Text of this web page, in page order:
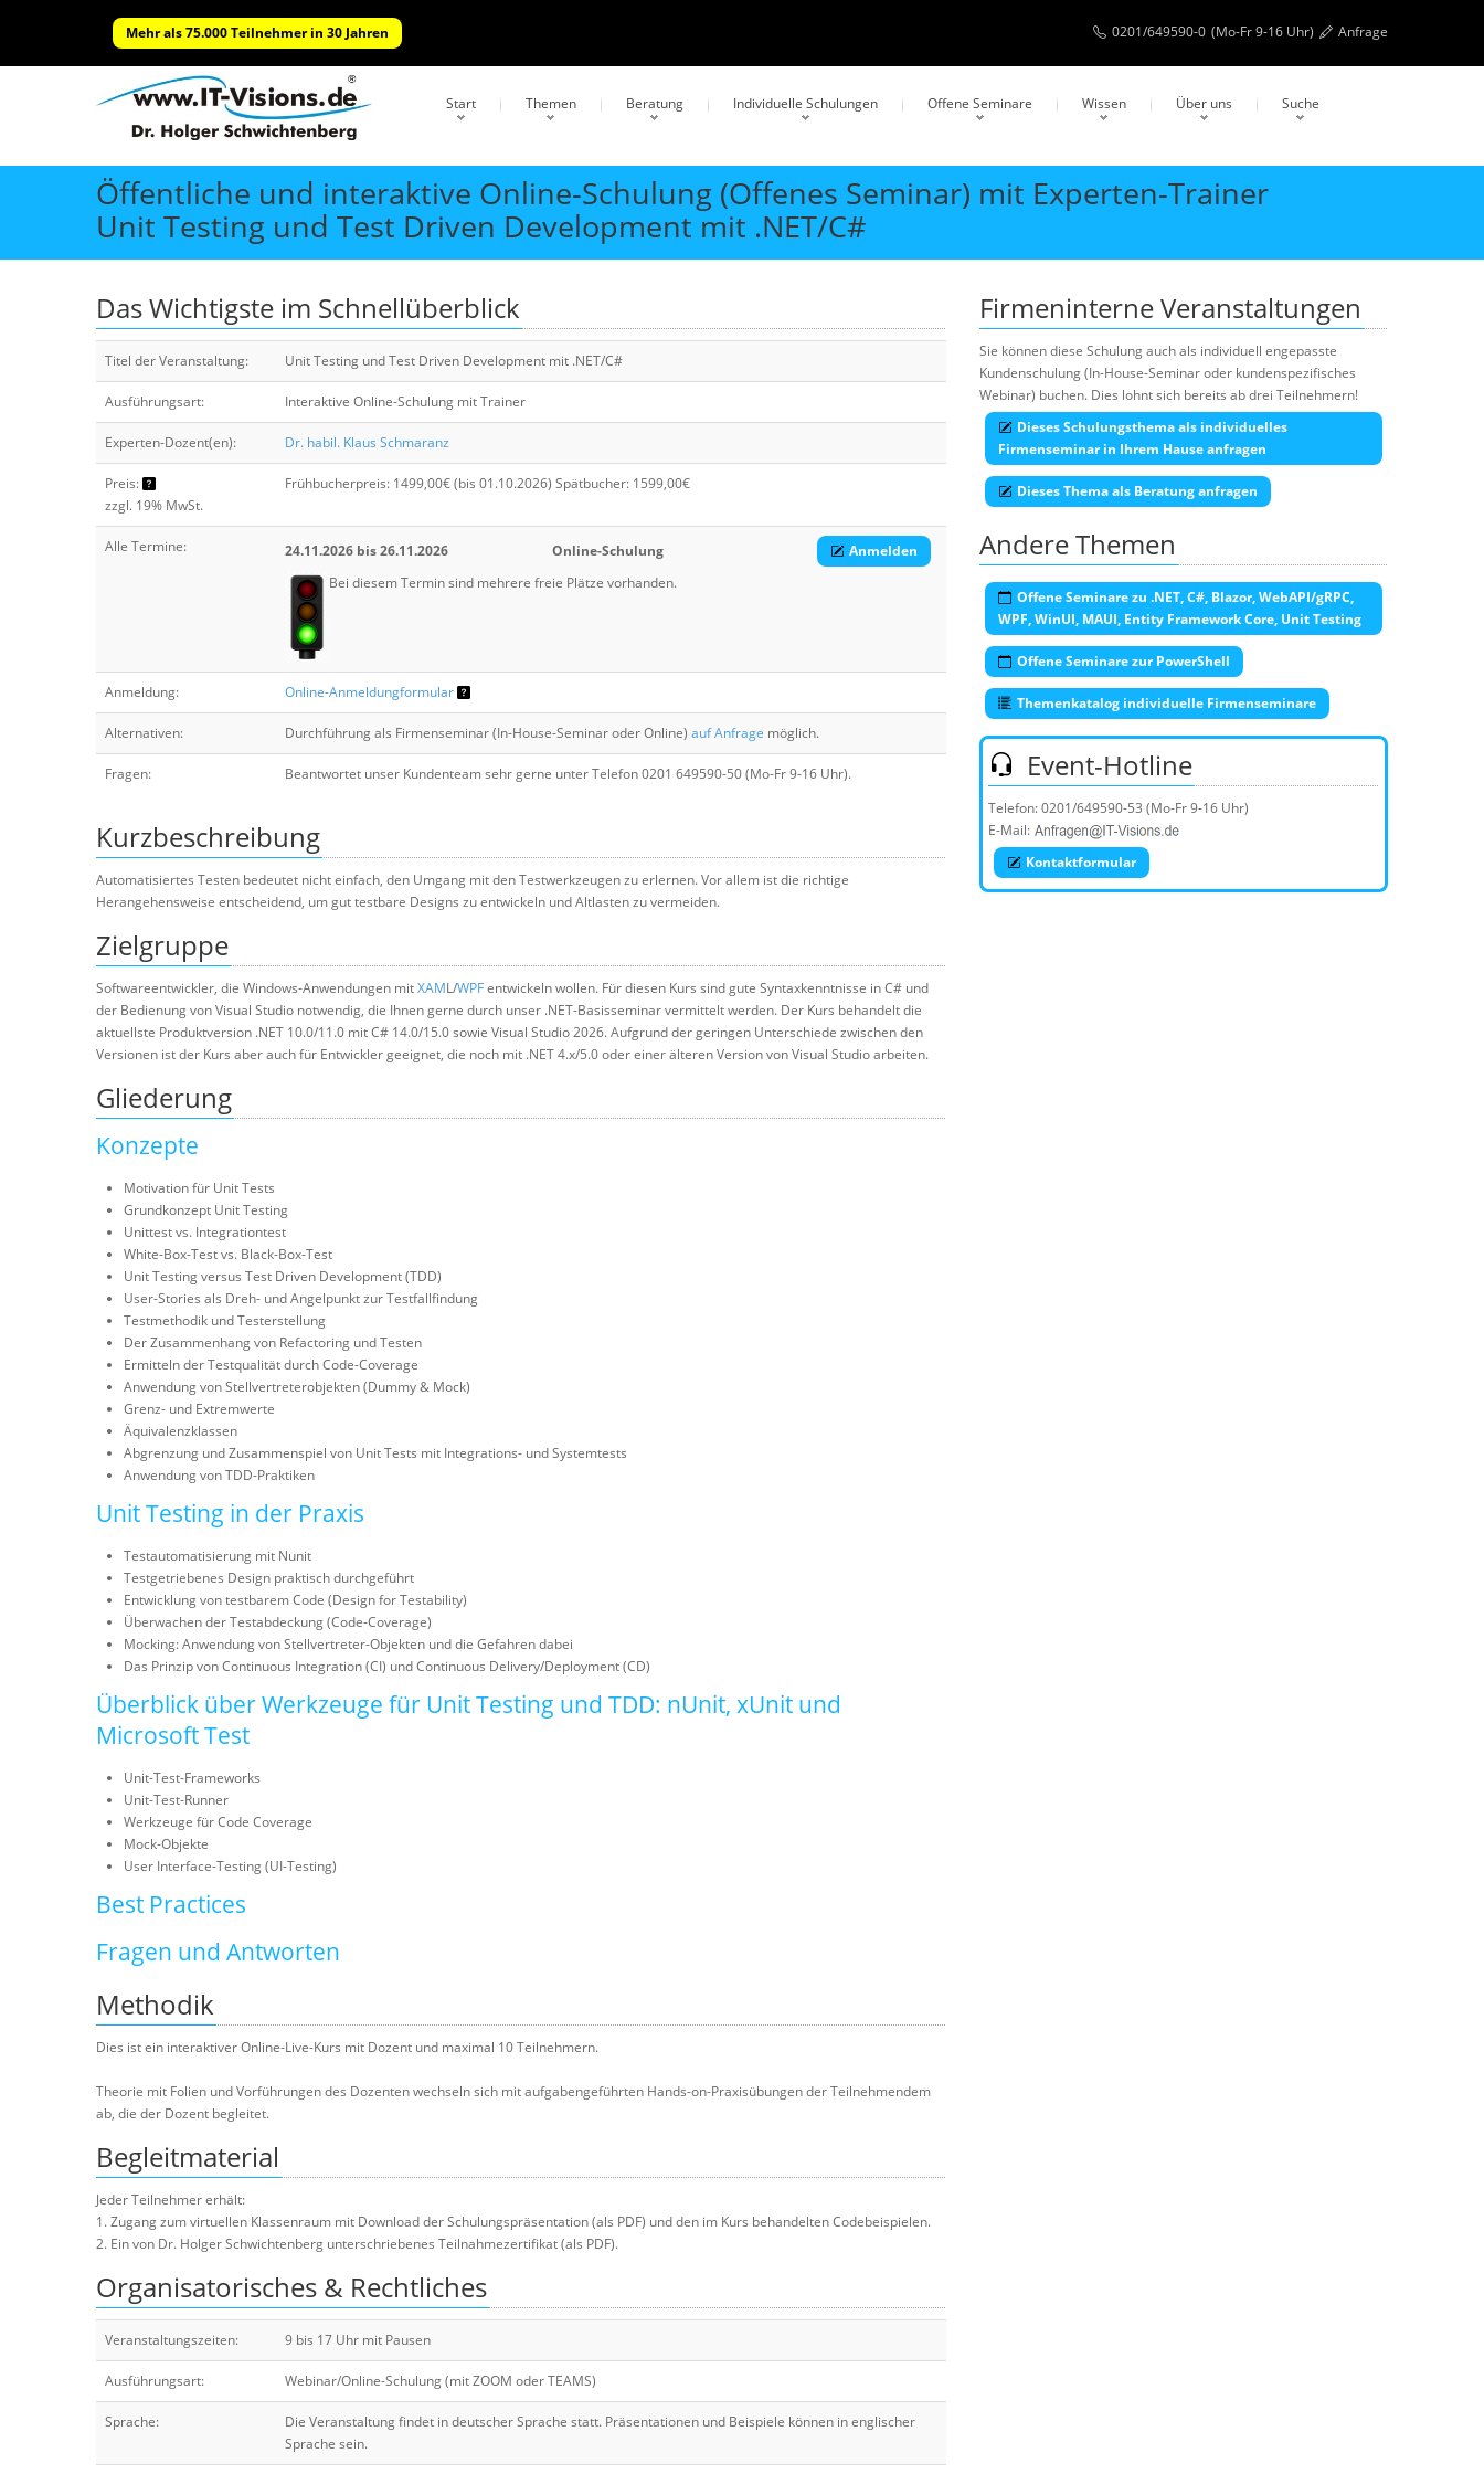
Mehr als 75.000 Teilnehmer in 30 Jahren 0201/649590-0 (Mo-Fr 9-16 Uhr) Anfrage
Start Themen Beratung Individuelle Schulungen Offene Seminare Wissen Über uns Suche
Öffentliche und interaktive Online-Schulung (Offenes Seminar) mit Experten-Trainer
Unit Testing und Test Driven Development mit .NET/C#
Das Wichtigste im Schnellüberblick
Titel der Veranstaltung: Unit Testing und Test Driven Development mit .NET/C#
Ausführungsart: Interaktive Online-Schulung mit Trainer
Experten-Dozent(en): Dr. habil. Klaus Schmaranz
Preis:
zzgl. 19% MwSt.
Frühbucherpreis: 1499,00€ (bis 01.10.2026) Spätbucher: 1599,00€
Alle Termine: 24.11.2026 bis 26.11.2026 Online-Schulung
Anmelden
Bei diesem Termin sind mehrere freie Plätze vorhanden.
Anmeldung: Online-Anmeldungformular
Alternativen: Durchführung als Firmenseminar (In-House-Seminar oder Online) auf Anfrage möglich.
Fragen: Beantwortet unser Kundenteam sehr gerne unter Telefon 0201 649590-50 (Mo-Fr 9-16 Uhr).
Kurzbeschreibung
Automatisiertes Testen bedeutet nicht einfach, den Umgang mit den Testwerkzeugen zu erlernen. Vor allem ist die richtige
Herangehensweise entscheidend, um gut testbare Designs zu entwickeln und Altlasten zu vermeiden.
Zielgruppe
Softwareentwickler, die Windows-Anwendungen mitXAML/WPFentwickeln wollen. Für diesen Kurs sind gute Syntaxkenntnisse in C# und
der Bedienung von Visual Studio notwendig, die Ihnen gerne durch unser .NET-Basisseminar vermittelt werden. Der Kurs behandelt die
aktuellste Produktversion .NET 10.0/11.0 mit C# 14.0/15.0 sowie Visual Studio 2026. Aufgrund der geringen Unterschiede zwischen den
Versionen ist der Kurs aber auch für Entwickler geeignet, die noch mit .NET 4.x/5.0 oder einer älteren Version von Visual Studio arbeiten.
Gliederung
Konzepte
Motivation für Unit Tests
Grundkonzept Unit Testing
Unittest vs. Integrationtest
White-Box-Test vs. Black-Box-Test
Unit Testing versus Test Driven Development (TDD)
User-Stories als Dreh- und Angelpunkt zur Testfallfindung
Testmethodik und Testerstellung
Der Zusammenhang von Refactoring und Testen
Ermitteln der Testqualität durch Code-Coverage
Anwendung von Stellvertreterobjekten (Dummy & Mock)
Grenz- und Extremwerte
Äquivalenzklassen
Abgrenzung und Zusammenspiel von Unit Tests mit Integrations- und Systemtests
Anwendung von TDD-Praktiken
Unit Testing in der Praxis
Testautomatisierung mit Nunit
Testgetriebenes Design praktisch durchgeführt
Entwicklung von testbarem Code (Design for Testability)
Überwachen der Testabdeckung (Code-Coverage)
Mocking: Anwendung von Stellvertreter-Objekten und die Gefahren dabei
Das Prinzip von Continuous Integration (CI) und Continuous Delivery/Deployment (CD)
Überblick über Werkzeuge für Unit Testing und TDD: nUnit, xUnit und
Microsoft Test
Unit-Test-Frameworks
Unit-Test-Runner
Werkzeuge für Code Coverage
Mock-Objekte
User Interface-Testing (UI-Testing)
Best Practices
Fragen und Antworten
Methodik
Dies ist ein interaktiver Online-Live-Kurs mit Dozent und maximal 10 Teilnehmern.
Theorie mit Folien und Vorführungen des Dozenten wechseln sich mit aufgabengeführten Hands-on-Praxisübungen der Teilnehmendem
ab, die der Dozent begleitet.
Begleitmaterial
Jeder Teilnehmer erhält:
1. Zugang zum virtuellen Klassenraum mit Download der Schulungspräsentation (als PDF) und den im Kurs behandelten Codebeispielen.
2. Ein von Dr. Holger Schwichtenberg unterschriebenes Teilnahmezertifikat (als PDF).
Organisatorisches & Rechtliches
Veranstaltungszeiten: 9 bis 17 Uhr mit Pausen
Ausführungsart: Webinar/Online-Schulung (mit ZOOM oder TEAMS)
Sprache:
Die Veranstaltung findet in deutscher Sprache statt. Präsentationen und Beispiele können in englischer
Sprache sein.
Firmeninterne Veranstaltungen
Sie können diese Schulung auch als individuell engepasste
Kundenschulung (In-House-Seminar oder kundenspezifisches
Webinar) buchen. Dies lohnt sich bereits ab drei Teilnehmern!
Dieses Schulungsthema als individuelles
Firmenseminar in Ihrem Hause anfragen
Dieses Thema als Beratung anfragen
Andere Themen
Offene Seminare zu .NET, C#, Blazor, WebAPI/gRPC,
WPF, WinUI, MAUI, Entity Framework Core, Unit Testing
Offene Seminare zur PowerShell
Themenkatalog individuelle Firmenseminare
Event-Hotline
Telefon:0201/649590-53 (Mo-Fr 9-16 Uhr)
E-Mail:
Kontaktformular